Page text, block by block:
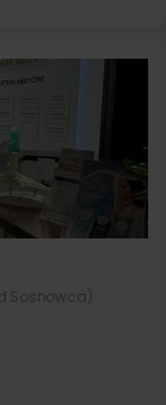
Sosnowca)